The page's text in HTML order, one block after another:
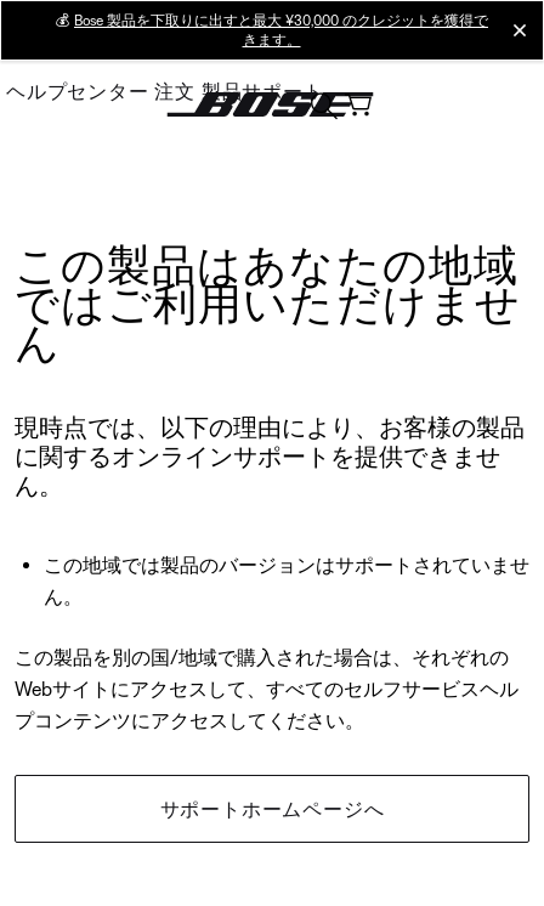
Main
💰 Bose 製品を下取りに出すと最大 ¥30,000 のクレジットを獲得で
きます。
ヘルプセンター 注文 製品サポート
この製品はあなたの地域
ではご利用いただけませ
ん
現時点では、以下の理由により、お客様の製品
に関するオンラインサポートを提供できませ
ん。
この地域では製品のバージョンはサポートされていませ
ん。
この製品を別の国/地域で購入された場合は、それぞれの
Webサイトにアクセスして、すべてのセルフサービスヘル
プコンテンツにアクセスしてください。
サポートホームページへ